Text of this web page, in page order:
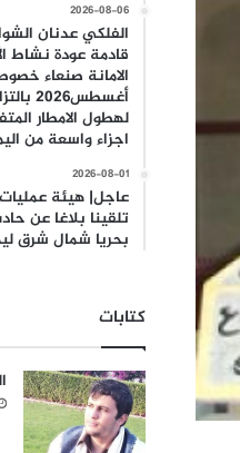
2026-08-06
قادمة عودة نشاط
لهطول الامطار
اجزاء واسعة من
2026-08-01
عاجل| هيئة عمليات
بحريا شمال شرق
كتابات